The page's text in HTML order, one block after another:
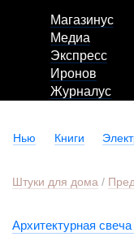
Магазинус
Медиа
Экспресс
Иронов
Журналус
Нью Книги
Штуки для дома /
Архитектурная свеча